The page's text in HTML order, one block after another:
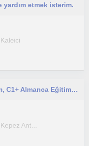
yardım etmek isterim.
Akdeniz Üniversitesinde Ögrenciyim, C1+ Almanca Eğitimi alıyorum. A1 ve A2 seviyelerinde Almanca Eğitimi vermek istiyorum.
Ant...